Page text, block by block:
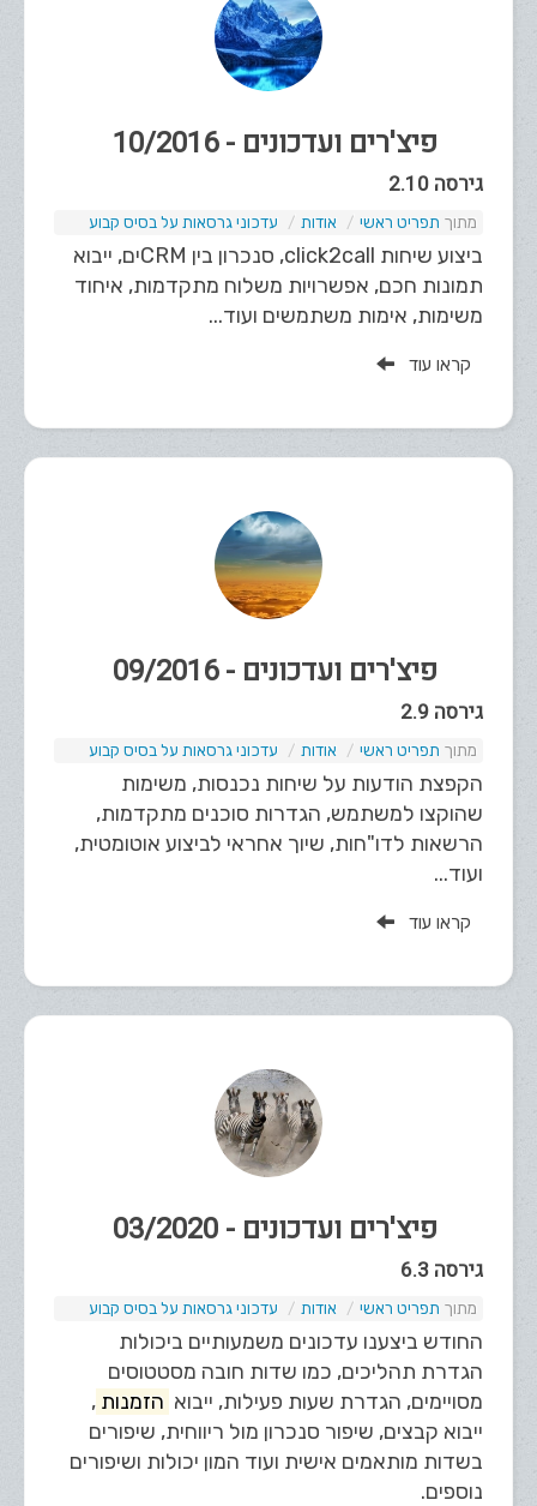
פיצ'רים ועדכונים - 10/2016
גירסה 2.10
תפריט ראשי אודות עדכוני גרסאות על בסיס קבוע
ביצוע שיחות click2call, סנכרון בין CRMים, ייבוא
תמונות חכם, אפשרויות משלוח מתקדמות, איחוד
משימות, אימות משתמשים ועוד...
קראו עוד
פיצ'רים ועדכונים - 09/2016
גירסה 2.9
תפריט ראשי אודות עדכוני גרסאות על בסיס קבוע
הקפצת הודעות על שיחות נכנסות, משימות
שהוקצו למשתמש, הגדרות סוכנים מתקדמות,
הרשאות לדו"חות, שיוך אחראי לביצוע אוטומטית,
ועוד...
קראו עוד
פיצ'רים ועדכונים - 03/2020
גירסה 6.3
תפריט ראשי אודות עדכוני גרסאות על בסיס קבוע
החודש ביצענו עדכונים משמעותיים ביכולות
הגדרת תהליכים, כמו שדות חובה מסטטוסים
מסויימים, הגדרת שעות פעילות, ייבוא הזמנות ,
ייבוא קבצים, שיפור סנכרון מול ריווחית, שיפורים
בשדות מותאמים אישית ועוד המון יכולות ושיפורים
נוספים.